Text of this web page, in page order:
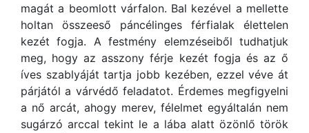
magát a beomlott várfalon. Bal kezével a mellette
holtan összeeső páncélinges férfialak élettelen
kezét fogja. A festmény elemzéseiből tudhatjuk
meg, hogy az asszony férje kezét fogja és az ő
íves szablyáját tartja jobb kezében, ezzel véve át
párjától a várvédő feladatot. Érdemes megfigyelni
a nő arcát, ahogy merev, félelmet egyáltalán nem
sugárzó arccal tekint le a lába alatt özönlő török